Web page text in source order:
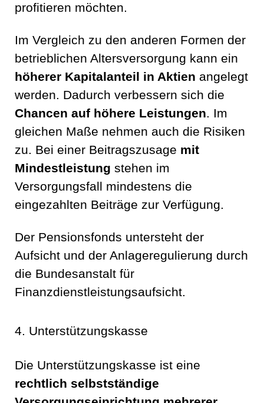
profitieren möchten.
Im Vergleich zu den anderen Formen der
betrieblichen Altersversorgung kann ein
höherer Kapitalanteil in Aktien angelegt
werden. Dadurch verbessern sich die
Chancen auf höhere Leistungen. Im
gleichen Maße nehmen auch die Risiken
zu. Bei einer Beitragszusage mit
Mindestleistung stehen im
Versorgungsfall mindestens die
eingezahlten Beiträge zur Verfügung.
Der Pensionsfonds untersteht der
Aufsicht und der Anlageregulierung durch
die Bundesanstalt für
Finanzdienstleistungsaufsicht.
4. Unterstützungskasse
Die Unterstützungskasse ist eine
rechtlich selbstständige